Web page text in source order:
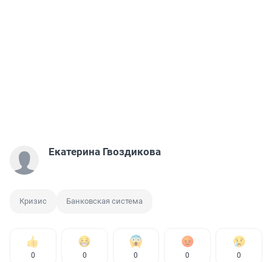
Екатерина Гвоздикова
Кризис Банковская система
0 0 0 0 0